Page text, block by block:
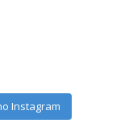
Instagram